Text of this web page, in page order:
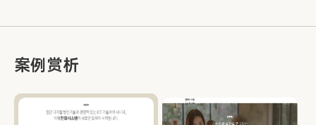
案例赏析